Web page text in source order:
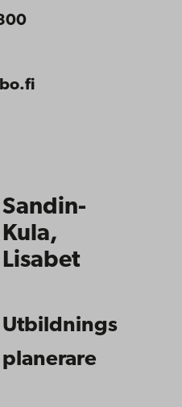
Sandin-
Kula,
Lisabet
Utbildnings
planerare